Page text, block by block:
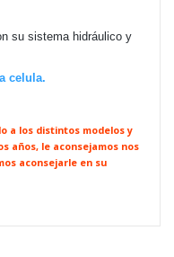
su sistema hidráulico y
celula.
a los distintos modelos y
años, le aconsejamos nos
aconsejarle en su